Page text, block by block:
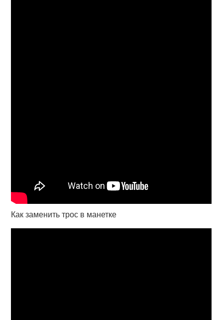
Как заменить трос в манетке